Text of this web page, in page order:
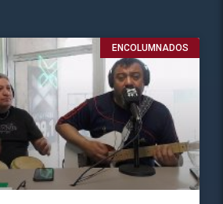
ENCOLUMNADOS